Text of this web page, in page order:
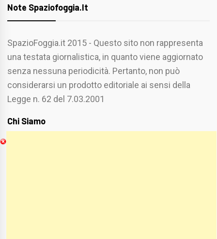
Note Spaziofoggia.it
SpazioFoggia.it 2015 - Questo sito non rappresenta
una testata giornalistica, in quanto viene aggiornato
senza nessuna periodicità. Pertanto, non può
considerarsi un prodotto editoriale ai sensi della
Legge n. 62 del 7.03.2001
Chi Siamo